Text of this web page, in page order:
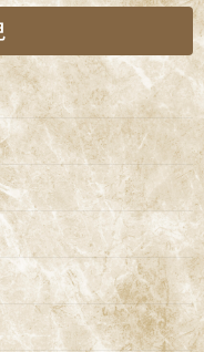
14 第二北原ビル3階
JR中央/総武線「阿佐ケ
阿佐ケ谷駅」徒歩8分